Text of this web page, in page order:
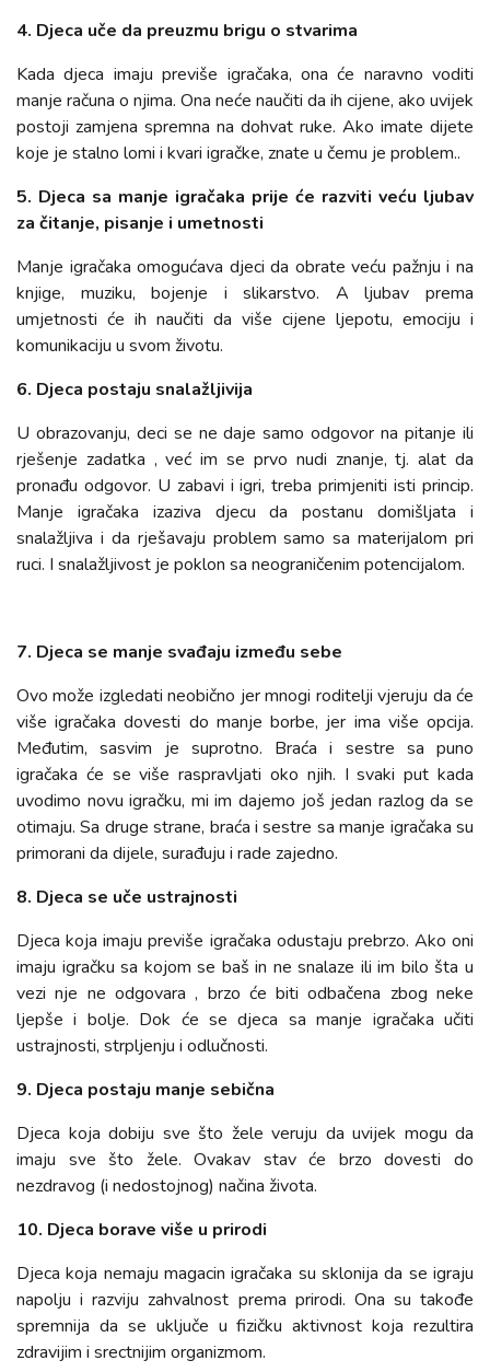
4. Djeca uče da preuzmu brigu o stvarima
Kada djeca imaju previše igračaka, ona će naravno voditi
manje računa o njima. Ona neće naučiti da ih cijene, ako uvijek
postoji zamjena spremna na dohvat ruke. Ako imate dijete
koje je stalno lomi i kvari igračke, znate u čemu je problem..
5. Djeca sa manje igračaka prije će razviti veću ljubav
za čitanje, pisanje i umetnosti
Manje igračaka omogućava djeci da obrate veću pažnju i na
knjige, muziku, bojenje i slikarstvo. A ljubav prema
umjetnosti će ih naučiti da više cijene ljepotu, emociju i
komunikaciju u svom životu.
6. Djeca postaju snalažljivija
U obrazovanju, deci se ne daje samo odgovor na pitanje ili
rješenje zadatka , već im se prvo nudi znanje, tj. alat da
pronađu odgovor. U zabavi i igri, treba primjeniti isti princip.
Manje igračaka izaziva djecu da postanu domišljata i
snalažljiva i da rješavaju problem samo sa materijalom pri
ruci. I snalažljivost je poklon sa neograničenim potencijalom.
7. Djeca se manje svađaju između sebe
Ovo može izgledati neobično jer mnogi roditelji vjeruju da će
više igračaka dovesti do manje borbe, jer ima više opcija.
Međutim, sasvim je suprotno. Braća i sestre sa puno
igračaka će se više raspravljati oko njih. I svaki put kada
uvodimo novu igračku, mi im dajemo još jedan razlog da se
otimaju. Sa druge strane, braća i sestre sa manje igračaka su
primorani da dijele, surađuju i rade zajedno.
8. Djeca se uče ustrajnosti
Djeca koja imaju previše igračaka odustaju prebrzo. Ako oni
imaju igračku sa kojom se baš in ne snalaze ili im bilo šta u
vezi nje ne odgovara , brzo će biti odbačena zbog neke
ljepše i bolje. Dok će se djeca sa manje igračaka učiti
ustrajnosti, strpljenju i odlučnosti.
9. Djeca postaju manje sebična
Djeca koja dobiju sve što žele veruju da uvijek mogu da
imaju sve što žele. Ovakav stav će brzo dovesti do
nezdravog (i nedostojnog) načina života.
10. Djeca borave više u prirodi
Djeca koja nemaju magacin igračaka su sklonija da se igraju
napolju i razviju zahvalnost prema prirodi. Ona su takođe
spremnija da se uključe u fizičku aktivnost koja rezultira
zdravijim i srectnijim organizmom.